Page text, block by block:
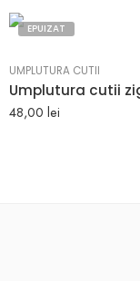
EPUIZAT
UMPLUTURA CUTII
48,00 lei